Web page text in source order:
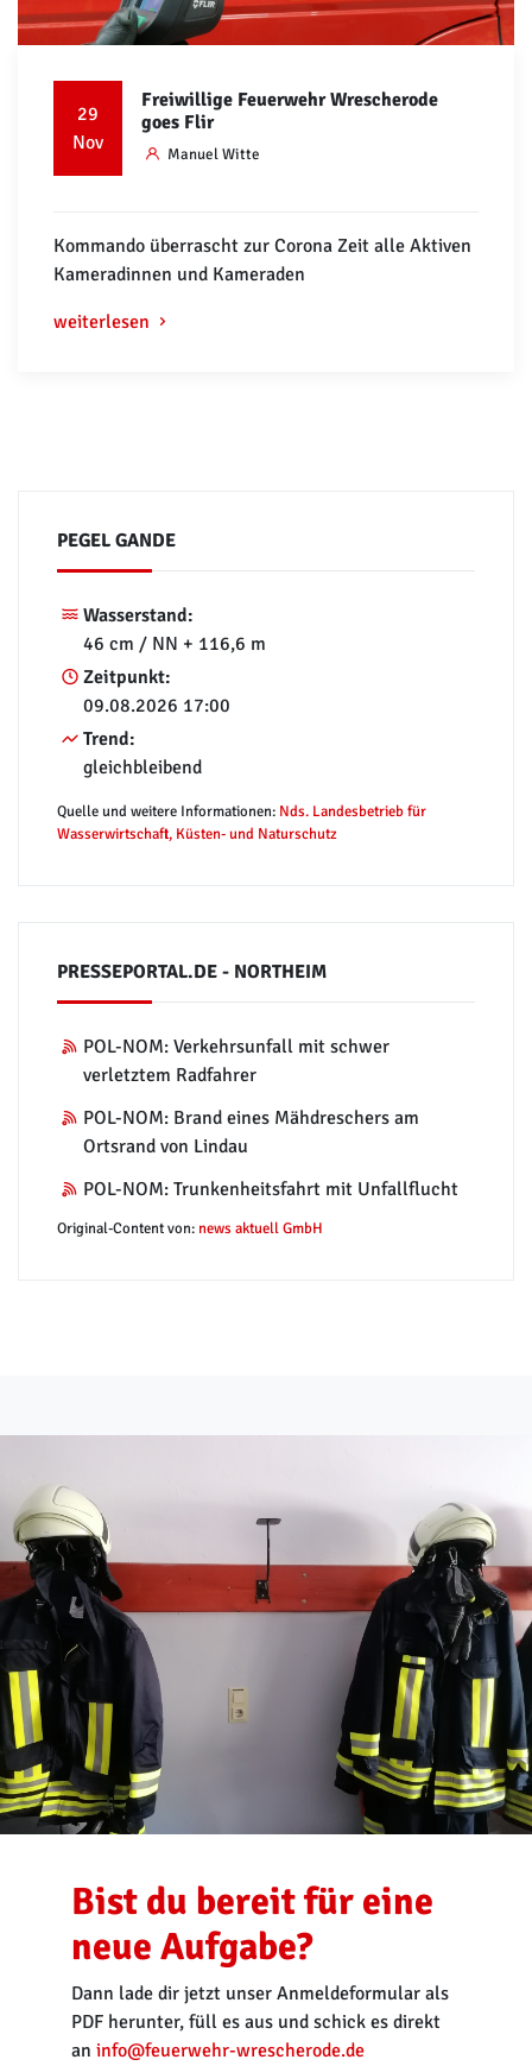
29
Nov
Freiwillige Feuerwehr Wrescherode
goes Flir
Manuel Witte
Kommando überrascht zur Corona Zeit alle Aktiven
Kameradinnen und Kameraden
weiterlesen
PEGEL GANDE
Wasserstand:
46 cm / NN + 116,6 m
Zeitpunkt:
09.08.2026 17:00
Trend:
gleichbleibend
Quelle und weitere Informationen: Nds. Landesbetrieb für
Wasserwirtschaft, Küsten- und Naturschutz
PRESSEPORTAL.DE - NORTHEIM
POL-NOM: Verkehrsunfall mit schwer
verletztem Radfahrer
POL-NOM: Brand eines Mähdreschers am
Ortsrand von Lindau
POL-NOM: Trunkenheitsfahrt mit Unfallflucht
Original-Content von: news aktuell GmbH
Bist du bereit für eine
neue Aufgabe?
Dann lade dir jetzt unser Anmeldeformular als
PDF herunter, füll es aus und schick es direkt
an info@feuerwehr-wrescherode.de